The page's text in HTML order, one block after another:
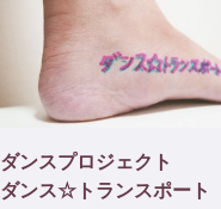
ダンスプロジェクト
ダンス☆トランスポート